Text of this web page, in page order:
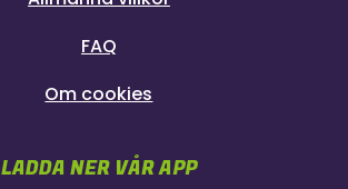
FAQ
Om cookies
LADDA NER VÅR APP